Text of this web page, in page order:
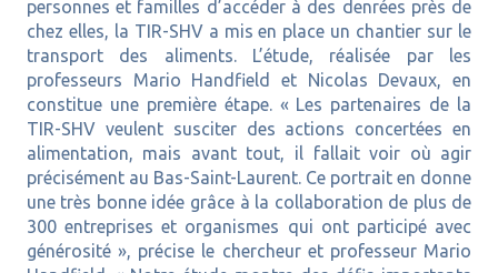
personnes et familles d’accéder à des denrées près de
chez elles, la TIR-SHV a mis en place un chantier sur le
transport des aliments. L’étude, réalisée par les
professeurs Mario Handfield et Nicolas Devaux, en
constitue une première étape. « Les partenaires de la
TIR-SHV veulent susciter des actions concertées en
alimentation, mais avant tout, il fallait voir où agir
précisément au Bas-Saint-Laurent. Ce portrait en donne
une très bonne idée grâce à la collaboration de plus de
300 entreprises et organismes qui ont participé avec
générosité », précise le chercheur et professeur Mario